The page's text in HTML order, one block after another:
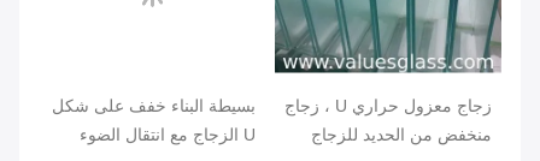
زجاج معزول حراري U ، زجاج
منخفض من الحديد للزجاج
بسيطة البناء خفف على شكل
U الزجاج مع انتقال الضوء